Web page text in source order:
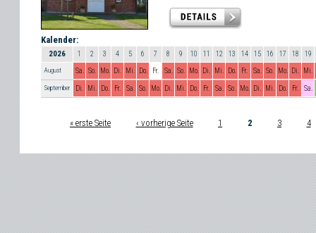
Kalender:
2026 1 2 3 4 5 6 7 8 9 10 11 12 13 14 15 16 17 18 19
August Sa. So. Mo. Di. Mi. Do. Fr. Sa. So. Mo. Di. Mi. Do. Fr. Sa. So. Mo. Di. Mi.
September Di. Mi. Do. Fr. Sa. So. Mo. Di. Mi. Do. Fr. Sa. So. Mo. Di. Mi. Do. Fr. Sa.
Seiten« erste Seite ‹ vorherige Seite 1 2 3 4